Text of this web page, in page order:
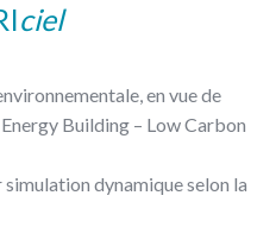
ciel
en vue de
Building – Low Carbon
dynamique selon la